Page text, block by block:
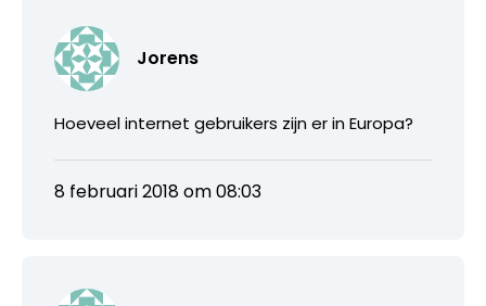
Jorens
Hoeveel internet gebruikers zijn er in Europa?
8 februari 2018 om 08:03